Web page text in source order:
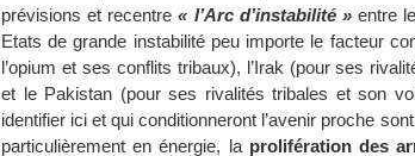
prévisions et recentre« l’Arc d’instabilité »entre
Etats de grande instabilité peu importe le facteur
l’opium et ses conflits tribaux), l’Irak (pour ses
et le Pakistan (pour ses rivalités tribales et son
identifier ici et qui conditionneront l’avenir proche
particulièrement en énergie, la prolifération des